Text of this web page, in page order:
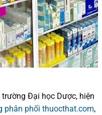
Đại học Dược, hiện
phân phối thuocthat.com,